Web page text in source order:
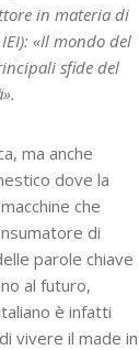
in materia di
«Il mondo del
sfide del
ma anche
dove la
che
di
parole chiave
al futuro,
è infatti
vivere il made in